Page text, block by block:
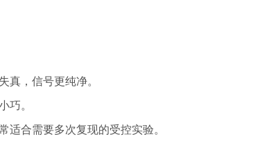
真，信号更纯净。
。
合需要多次复现的受控实验。